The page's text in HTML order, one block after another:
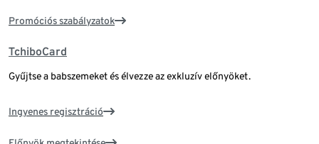
Promóciós szabályzatok
TchiboCard
Gyűjtse a babszemeket és élvezze az exkluzív előnyöket.
Ingyenes regisztráció